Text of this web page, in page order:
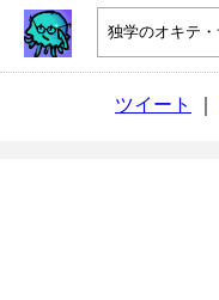
ツイート